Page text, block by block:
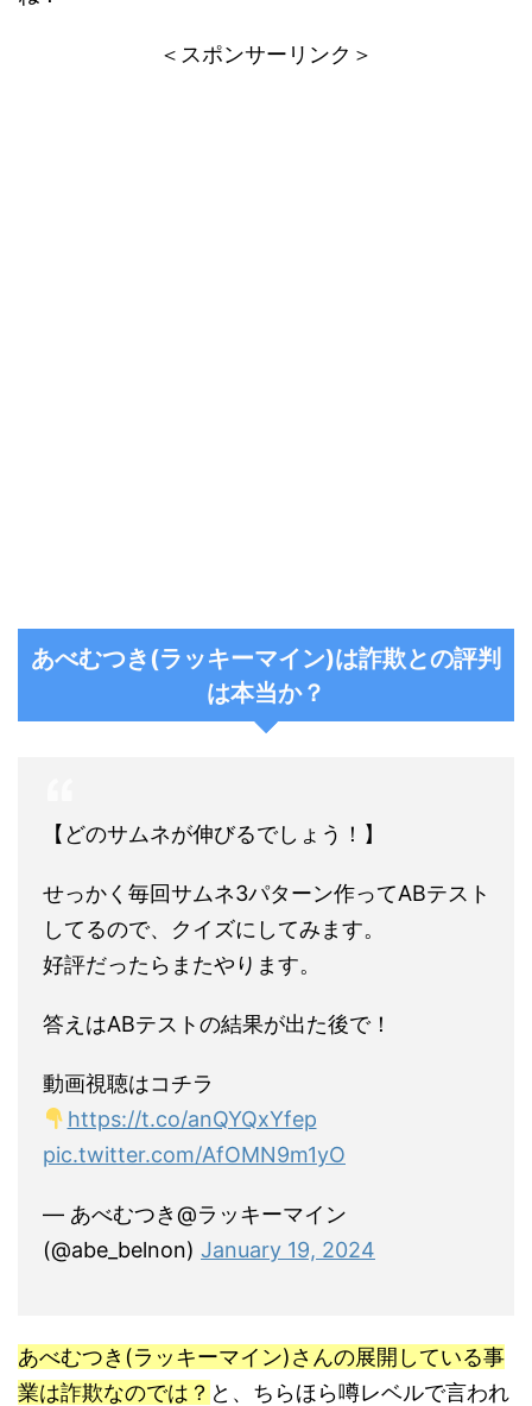
＜スポンサーリンク＞
あべむつき (ラッキーマイン)は詐欺との評判
は本当か？
【どのサムネが伸びるでしょう！】
せっかく毎回サムネ3パターン作ってABテスト
してるので、クイズにしてみます。
好評だったらまたやります。
答えはABテストの結果が出た後で！
動画視聴はコチラ
https://t.co/anQYQxYfep
pic.twitter.com/AfOMN9m1yO
— あべむつき@ラッキーマイン
(@abe_belnon) January 19, 2024
あべむつき(ラッキーマイン)さんの展開している事
業は詐欺なのでは？ と、ちらほら噂レベルで言われ